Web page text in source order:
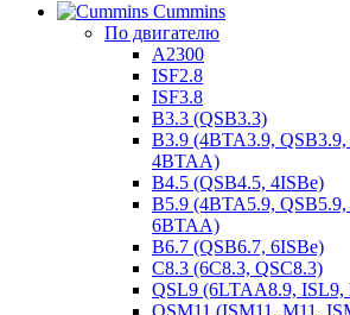
Cummins
По двигателю
A2300
ISF2.8
ISF3.8
B3.3 (QSB3.3)
B3.9 (4BTA3.9,
4BTAA)
B4.5 (QSB4.5, 4ISBe)
B5.9 (4BTA5.9,
6BTAA)
B6.7 (QSB6.7, 6ISBe)
C8.3 (6C8.3, QSC8.3)
QSL9 (6LTAA8.9, ISL9,
QSM11 (ISM11, M11,